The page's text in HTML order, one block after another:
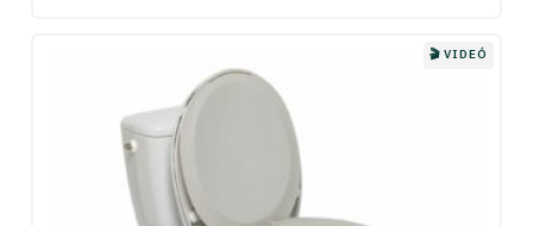
🎬 VIDEÓ